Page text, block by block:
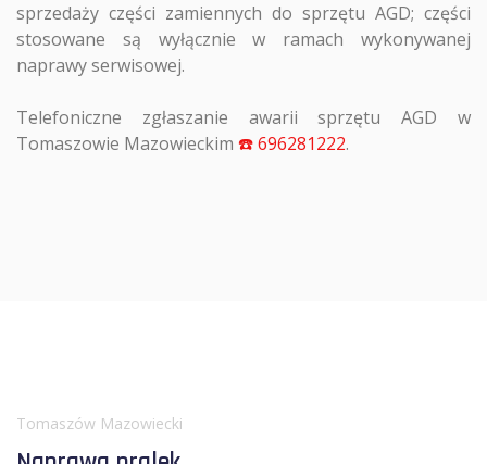
sprzedaży części zamiennych do sprzętu AGD; części
stosowane są wyłącznie w ramach wykonywanej
naprawy serwisowej.
Telefoniczne zgłaszanie awarii sprzętu AGD w
Tomaszowie Mazowieckim ☎️ 696281222.
Tomaszów Mazowiecki